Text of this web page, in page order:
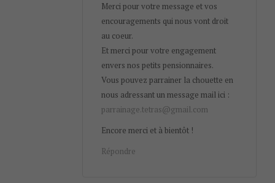
Merci pour votre message et vos
encouragements qui nous vont droit
au coeur.
Et merci pour votre engagement
envers nos petits pensionnaires.
Vous pouvez parrainer la chouette en
nous adressant un message mail ici :
parrainage.tetras@gmail.com
Encore merci et à bientôt !
Répondre